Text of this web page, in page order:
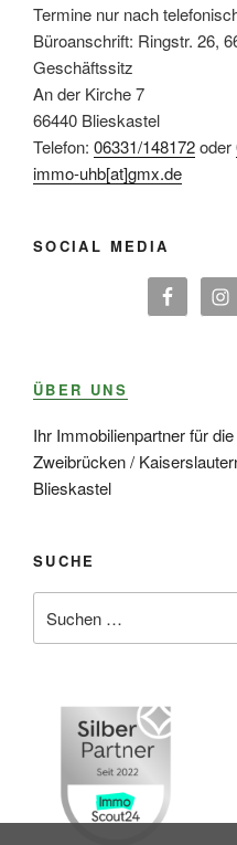
Termine nur nach
Büroanschrift: Ringstr. 26,
Geschäftssitz
An der Kirche 7
66440 Blieskastel
Telefon: 06331/148172oder
immo-uhb[at]gmx.de
SOCIAL MEDIA
ÜBER UNS
Ihr Immobilienpartner für
Zweibrücken /
Blieskastel
SUCHE
nach: